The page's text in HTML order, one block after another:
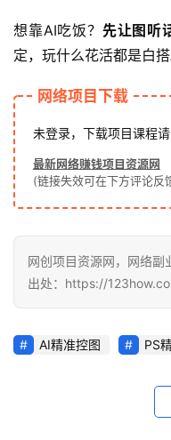
冒
泡
想靠AI吃饭？ 先让图听
定，玩什么花活都是白搭
网络项目下载
未登录，下载项目课程
最新网络赚钱项目资源网
(链接失效可在下方评论反
网创项目资源网，网络副
出处：https://
AI精准控图 PS